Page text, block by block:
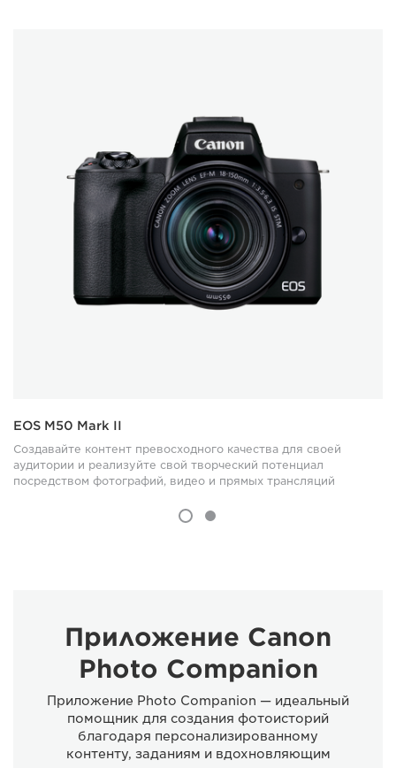
EOS M50 Mark II
Создавайте контент превосходного качества для своей
аудитории и реализуйте свой творческий потенциал
посредством фотографий, видео и прямых трансляций
Приложение Canon
Photo Companion
Приложение Photo Companion — идеальный
помощник для создания фотоисторий
благодаря персонализированному
контенту, заданиям и вдохновляющим